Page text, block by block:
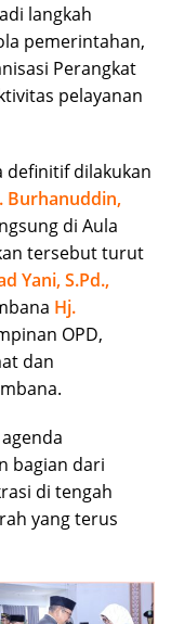
langkah
pemerintahan,
Perangkat
pelayanan
definitif dilakukan
Burhanuddin,
di Aula
tersebut turut
Yani, S.Pd.,
Hj.
OPD,
dan
bagian dari
di tengah
yang terus